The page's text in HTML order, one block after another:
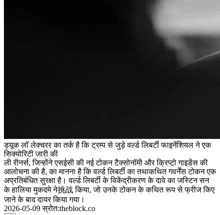
ड्यूक लॉ लेक्चरर का तर्क है कि ट्रम्प से जुड़े वर्ल्ड लिबर्टी फाइनेंशियल ने एक
सिक्योरिटी जारी की
ली रीनर्स, जिन्होंने एसईसी की नई टोकन टैक्सोनॉमी और क्रिप्टो गाइडेंस की
आलोचना की है, का मानना है कि वर्ल्ड लिबर्टी का तथाकथित गवर्नेंस टोकन एक
अप्रतिबंधित सुरक्षा है। वर्ल्ड लिबर्टी के विकेंद्रीकरण के दावे का जस्टिन सन
के हालिया मुकदमे ने挑战 किया, जो उनके टोकन के कथित रूप से फ्रीज किए
जाने के बाद दायर किया गया।
2026-05-09 स्रोत:theblock.co